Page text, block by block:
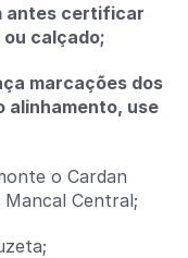
antes certificar
calçado;
marcações dos
alinhamento, use
o Cardan
Central;